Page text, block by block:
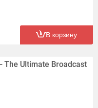
В корзину
The Ultimate Broadcast